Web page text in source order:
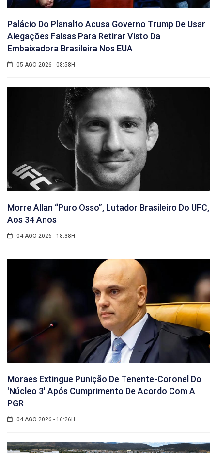
Palácio Do Planalto Acusa Governo Trump De Usar
Alegações Falsas Para Retirar Visto Da
Embaixadora Brasileira Nos EUA
05 AGO 2026 - 08:58H
Morre Allan “Puro Osso”, Lutador Brasileiro Do UFC,
Aos 34 Anos
04 AGO 2026 - 18:38H
Moraes Extingue Punição De Tenente-Coronel Do
'núcleo 3' Após Cumprimento De Acordo Com A
PGR
04 AGO 2026 - 16:26H